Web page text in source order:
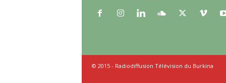
© 2015 - Radiodiffusion Télévision du Burkina